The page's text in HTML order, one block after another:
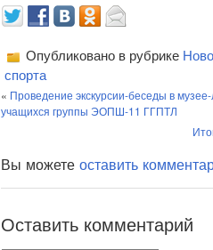
Опубликовано в рубрике
спорта
« Проведение экскурсии-беседы в
учащихся группы ЭОПШ-11 ГГПТЛ
Вы можете оставить
Оставить комментарий